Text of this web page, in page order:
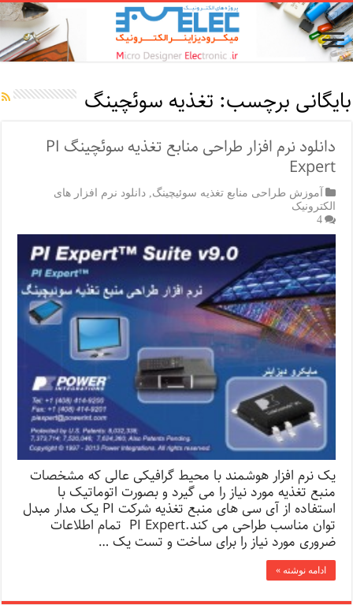
بایگانی برچسب: تغذیه سوئچینگ
دانلود نرم افزار طراحی منابع تغذیه سوئچینگ PI
Expert
آموزش طراحی منابع تغذیه سوئیچینگ ,دانلود نرم افزار های
الکترونیک
4
یک نرم افزار هوشمند با محیط گرافیکی عالی که مشخصات
منبع تغذیه مورد نیاز را می گیرد و بصورت اتوماتیک با
استفاده از آی سی های منبع تغذیه شرکت PI یک مدار مبدل
توان مناسب طراحی می کند.PI Expert تمام اطلاعات
ضروری مورد نیاز را برای ساخت و تست یک …
ادامه نوشته »